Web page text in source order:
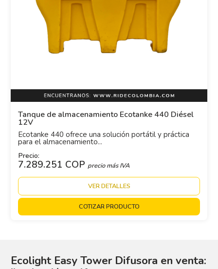
Tanque de almacenamiento Ecotanke 440 Diésel
12V
Ecotanke 440 ofrece una solución portátil y práctica
para el almacenamiento...
Precio:
7.289.251 COPprecio más IVA
VER DETALLES
COTIZAR PRODUCTO
Ecolight Easy Tower Difusora en venta: